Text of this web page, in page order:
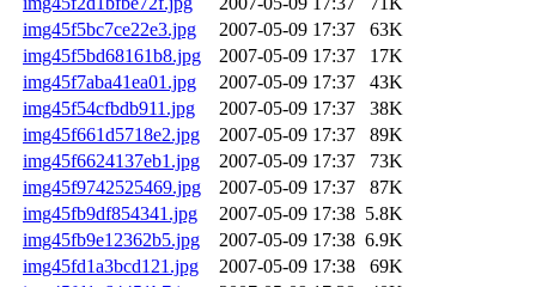
img45f5bc7ce22e3.jpg
2007-05-09 17:37
63K
img45f5bd68161b8.jpg
2007-05-09 17:37
17K
img45f7aba41ea01.jpg
2007-05-09 17:37
43K
img45f54cfbdb911.jpg
2007-05-09 17:37
38K
img45f661d5718e2.jpg
2007-05-09 17:37
89K
img45f6624137eb1.jpg
2007-05-09 17:37
73K
img45f9742525469.jpg
2007-05-09 17:37
87K
img45fb9df854341.jpg
2007-05-09 17:38 5.8K
img45fb9e12362b5.jpg
2007-05-09 17:38 6.9K
img45fd1a3bcd121.jpg
2007-05-09 17:38
69K